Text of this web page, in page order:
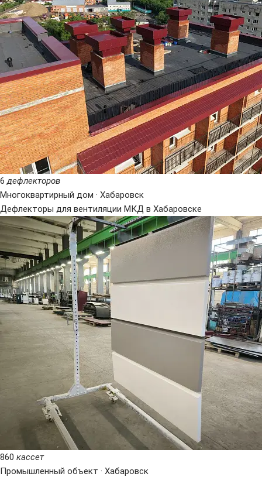
6дефлекторов
Многоквартирный дом · Хабаровск
Дефлекторы для вентиляции МКД в Хабаровске
860 кассет
Промышленный объект · Хабаровск